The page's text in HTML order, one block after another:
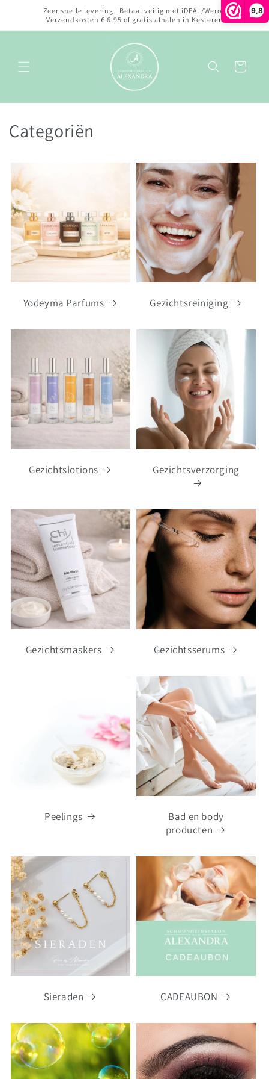
9,8
naar de
content
Zeer snelle levering I Betaal veilig met iDEAL/Wero I
Verzendkosten € 6,95 of gratis afhalen in Kesteren
Winkelwagen
Categoriën
Yodeyma Parfums Gezichtsreiniging
Gezichtslotions Gezichtsverzorging
Gezichtsmaskers Gezichtsserums
Peelings
Bad en body
producten
Sieraden CADEAUBON